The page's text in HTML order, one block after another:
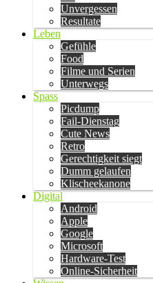
Unvergessen
Resultate
Leben
Gefühle
Food
Filme und Serien
Unterwegs
Spass
Picdump
Fail-Dienstag
Cute News
Retro
Gerechtigkeit siegt
Dumm gelaufen
Klischeekanone
Digital
Android
Apple
Google
Microsoft
Hardware-Test
Online-Sicherheit